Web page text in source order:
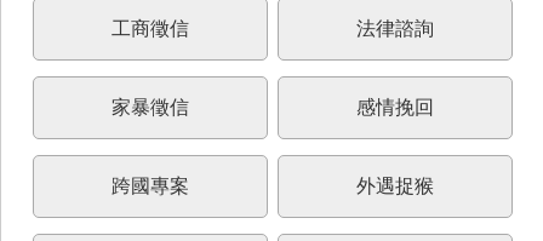
工商徵信 法律諮詢
家暴徵信 感情挽回
跨國專案 外遇捉猴